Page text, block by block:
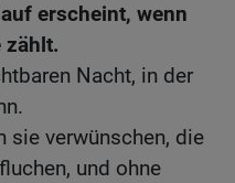
erscheint, wenn
zählt.
Nacht, in der
sie verwünschen, die
und ohne